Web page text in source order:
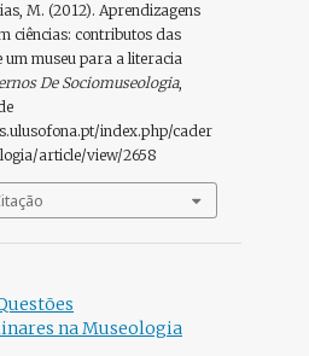
M. (2012). Aprendizagens
ciências: contributos das
um museu para a literacia
De Sociomuseologia,
index.php/cader
article/view/2658
na Museologia